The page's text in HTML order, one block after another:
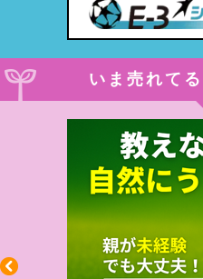
いま売れて